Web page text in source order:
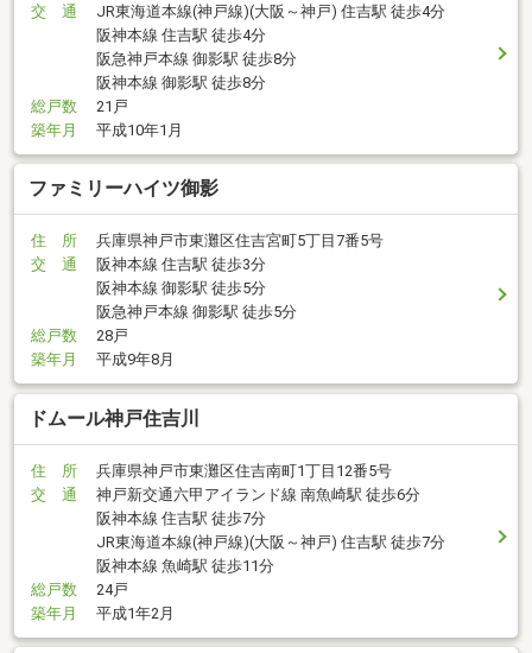
交 通
JR東海道本線(神戸線)(大阪～神戸) 住吉駅 徒歩4分
阪神本線 住吉駅 徒歩4分
阪急神戸本線 御影駅 徒歩8分
阪神本線 御影駅 徒歩8分
総戸数
21戸
築年月
平成10年1月
ファミリーハイツ御影
住 所
兵庫県神戸市東灘区住吉宮町5丁目7番5号
交 通
阪神本線 住吉駅 徒歩3分
阪神本線 御影駅 徒歩5分
阪急神戸本線 御影駅 徒歩5分
総戸数
28戸
築年月
平成9年8月
ドムール神戸住吉川
住 所
兵庫県神戸市東灘区住吉南町1丁目12番5号
交 通
神戸新交通六甲アイランド線 南魚崎駅 徒歩6分
阪神本線 住吉駅 徒歩7分
JR東海道本線(神戸線)(大阪～神戸) 住吉駅 徒歩7分
阪神本線 魚崎駅 徒歩11分
総戸数
24戸
築年月
平成1年2月